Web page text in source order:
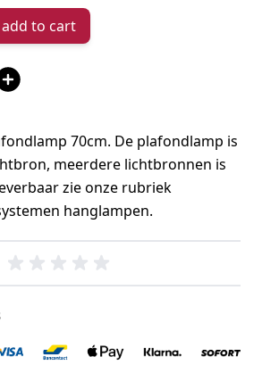
to cart
70cm. De plafondlamp is
meerdere lichtbronnen is
zie onze rubriek
hanglampen.